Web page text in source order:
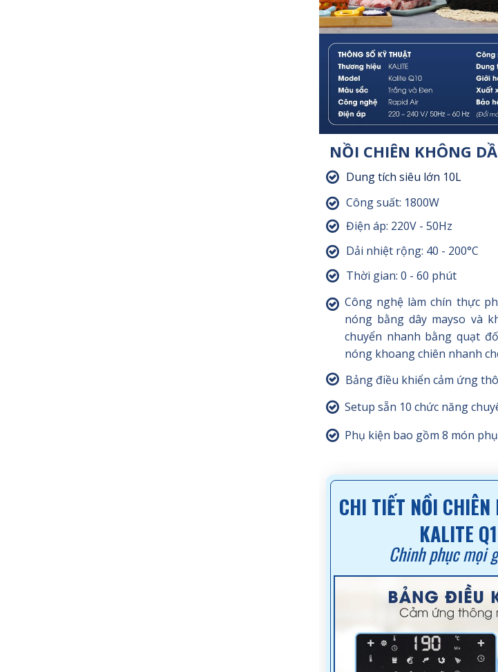
NỒI CHIÊN KHÔNG
Dung tích siêu lớn 10L
Công suất: 1800W
Điện áp: 220V - 50Hz
Dải nhiệt rộng: 40 - 200°C
Thời gian: 0 - 60 phút
Công nghệ làm chín thực
nóng bằng dây mayso và
chuyển nhanh bằng quạt
nóng khoang chiên nhanh
Bảng điều khiển cảm ứng
Setup sẵn 10 chức năng
Phụ kiện bao gồm 8 món
CHI TIẾT NỒI CHIÊN
KALITE
Chinh phục mọi